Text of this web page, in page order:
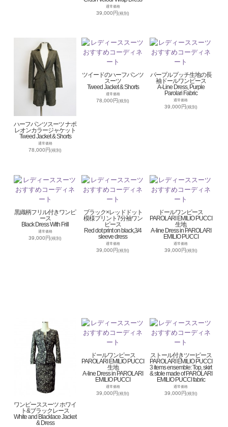
通常価格
39,000円(税別)
ハーフパンツスーツ ナポ
レオンカラージャケット
Tweed Jacket & Shorts
通常価格
78,000円(税別)
ツイードのハーフパンツ
スーツ
Tweed Jacket & Shorts
通常価格
78,000円(税別)
パープルプッチ生地の長
袖ドールワンピース
A-Line Dress, Purple
Parolari Fabric
通常価格
39,000円(税別)
黒織柄フリル付きワンピ
ース
Black Dress With Frill
通常価格
39,000円(税別)
ブラック×レッドドット
模様プリント7分袖ワン
ピース
Red dot print on black,3/4
sleeve dress
通常価格
39,000円(税別)
ドールワンピース
PAROLARI EMILIO PUCCI
生地
A-line Dress in PAROLARI
EMILIO PUCCI
通常価格
39,000円(税別)
ワンピーススーツ ホワイ
ト&ブラックレース
White and Blacklace Jacket
& Dress
ドールワンピース
PAROLARI EMILIO PUCCI
生地
A-line Dress in PAROLARI
EMILIO PUCCI
通常価格
39,000円(税別)
ストール付きツーピース
PAROLARI EMILIO PUCCI
3 items ensemble: Top, skirt
& stole made of PAROLARI
EMILIO PUCCI fabric
通常価格
39,000円(税別)